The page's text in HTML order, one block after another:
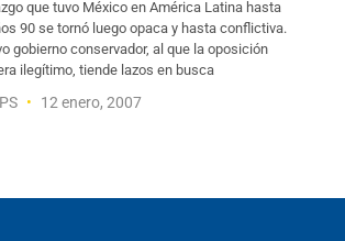
que tuvo México en América Latina hasta
90 se tornó luego opaca y hasta conflictiva.
gobierno conservador, al que la oposición
ilegítimo, tiende lazos en busca
12 enero, 2007